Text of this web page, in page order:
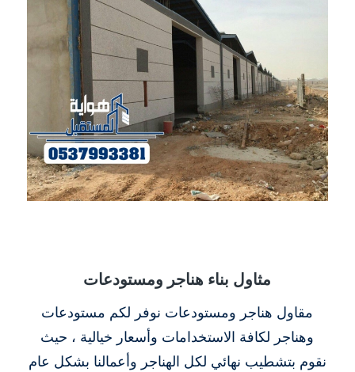
مثاول بناء هناجر ومستودعات
مقاول هناجر ومستودعات نوفر لكم مستودعات
وهناجر لكافة الاستخدامات وأسعار خيالية ، حيث
نقوم بتشطيب نهائي لكل الهناجر وأعمالنا بشكل عام